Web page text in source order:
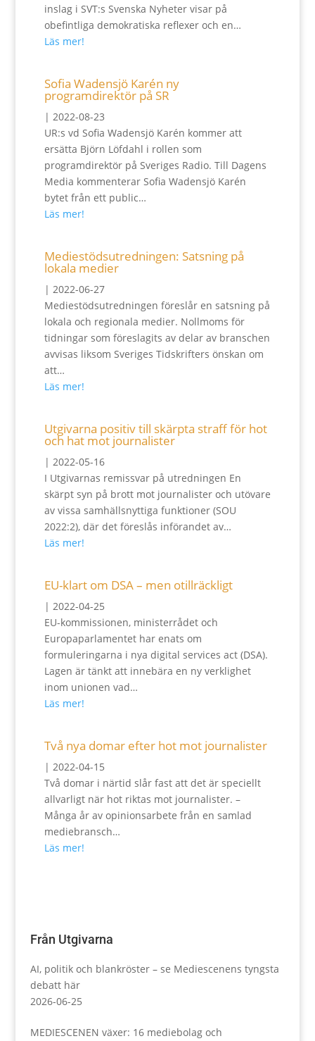
inslag i SVT:s Svenska Nyheter visar på
obefintliga demokratiska reflexer och en…
Läs mer!
Sofia Wadensjö Karén ny
programdirektör på SR
| 2022-08-23
UR:s vd Sofia Wadensjö Karén kommer att
ersätta Björn Löfdahl i rollen som
programdirektör på Sveriges Radio. Till Dagens
Media kommenterar Sofia Wadensjö Karén
bytet från ett public…
Läs mer!
Mediestödsutredningen: Satsning på
lokala medier
| 2022-06-27
Mediestödsutredningen föreslår en satsning på
lokala och regionala medier. Nollmoms för
tidningar som föreslagits av delar av branschen
avvisas liksom Sveriges Tidskrifters önskan om
att…
Läs mer!
Utgivarna positiv till skärpta straff för hot
och hat mot journalister
| 2022-05-16
I Utgivarnas remissvar på utredningen En
skärpt syn på brott mot journalister och utövare
av vissa samhällsnyttiga funktioner (SOU
2022:2), där det föreslås införandet av…
Läs mer!
EU-klart om DSA – men otillräckligt
| 2022-04-25
EU-kommissionen, ministerrådet och
Europaparlamentet har enats om
formuleringarna i nya digital services act (DSA).
Lagen är tänkt att innebära en ny verklighet
inom unionen vad…
Läs mer!
Två nya domar efter hot mot journalister
| 2022-04-15
Två domar i närtid slår fast att det är speciellt
allvarligt när hot riktas mot journalister. –
Många år av opinionsarbete från en samlad
mediebransch…
Läs mer!
Från Utgivarna
AI, politik och blankröster – se Mediescenens tyngsta
debatt här
2026-06-25
MEDIESCENEN växer: 16 mediebolag och